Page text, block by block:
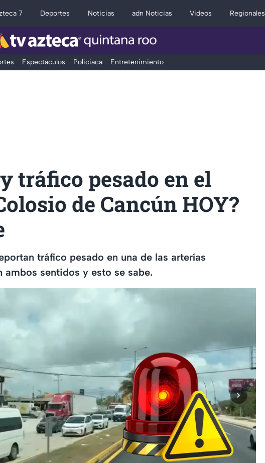
7 Deportes Noticias adn Noticias Videos Regionales
Espectáculos Policiaca Entretenimiento
tráfico pesado en el
de Cancún HOY?
tráfico pesado en una de las arterías
ambos sentidos y esto se sabe.